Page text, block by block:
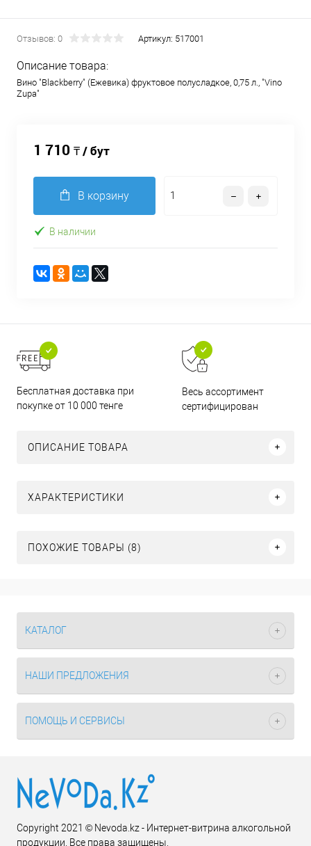
Отзывов: 0 Артикул: 517001
Описание товара:
Вино "Blackberry" (Ежевика) фруктовое полусладкое, 0,75 л., "Vino
Zupa"
1 710 ₸ / бут
В корзину
В наличии
Бесплатная доставка при
покупке от 10 000 тенге
Весь ассортимент
сертифицирован
ОПИСАНИЕ ТОВАРА
ХАРАКТЕРИСТИКИ
ПОХОЖИЕ ТОВАРЫ (8)
КАТАЛОГ
НАШИ ПРЕДЛОЖЕНИЯ
ПОМОЩЬ И СЕРВИСЫ
Copyright 2021 © Nevoda.kz - Интернет-витрина алкогольной
продукции. Все права защищены.